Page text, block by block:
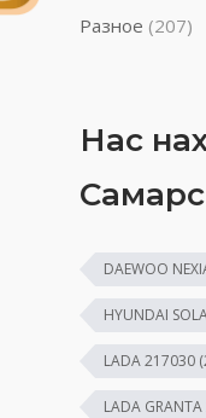
Разное (207)
Нас
DAEWOO
HYUNDAI
LADA 217030
LADA